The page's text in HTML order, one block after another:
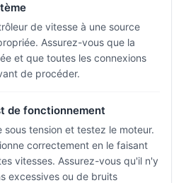
de vitesse à une source
Assurez-vous que la
et que toutes les connexions
de procéder.
de fonctionnement
sous tension et testez le moteur.
correctement en le faisant
vitesses. Assurez-vous qu'il n'y
excessives ou de bruits